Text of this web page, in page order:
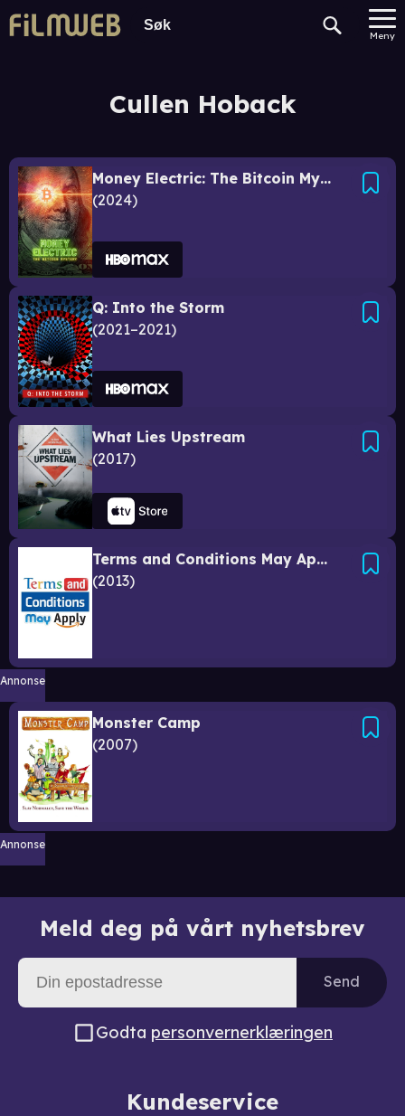
Meny
Cullen Hoback
Money Electric: The Bitcoin Mystery
2024
Q: Into the Storm
2021–2021
What Lies Upstream
2017
Terms and Conditions May Apply
2013
Annonse
Monster Camp
2007
Annonse
Meld deg på vårt nyhetsbrev
Send
Godta personvernerklæringen
Kundeservice